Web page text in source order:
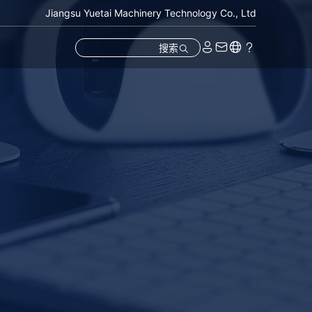
Jiangsu Yuetai Machinery Technology Co., Ltd
搜索